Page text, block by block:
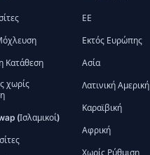
Κατάθεση
χωρίς
(Ισλαμικοί)
ΕΕ
Εκτός Ευρώπης
Ασία
Λατινική Αμερική
Καραϊβική
Αφρική
Χωρίς Ρύθμιση